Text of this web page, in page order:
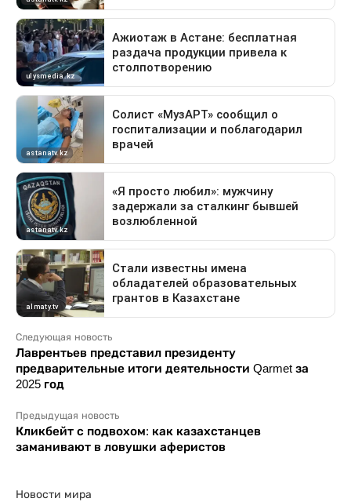
Следующая новость
Лаврентьев представил президенту
предварительные итоги деятельности Qarmet за
2025 год
Предыдущая новость
Кликбейт с подвохом: как казахстанцев
заманивают в ловушки аферистов
Новости мира